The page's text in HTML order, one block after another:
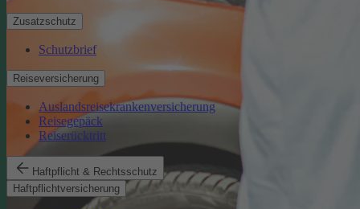
Zusatzschutz
Schutzbrief
Reiseversicherung
Auslandsreisekrankenversicherung
Reisegepäck
Reiserücktritt
Haftpflicht & Rechtsschutz
Haftpflichtversicherung